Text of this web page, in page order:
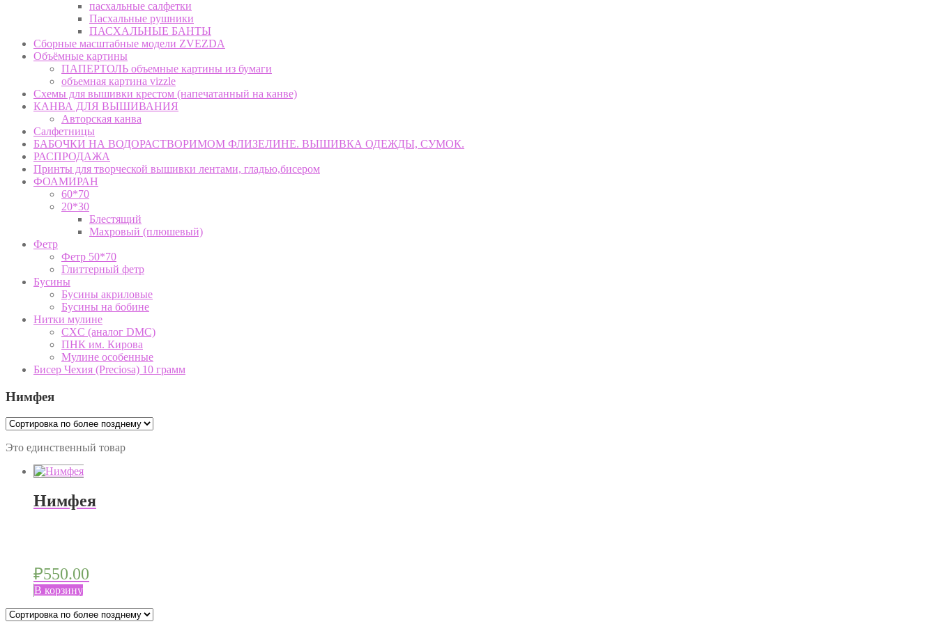
пасхальные салфетки
Пасхальные рушники
ПАСХАЛЬНЫЕ БАНТЫ
Сборные масштабные модели ZVEZDA
Объёмные картины
ПАПЕРТОЛЬ объемные картины из бумаги
объемная картина vizzle
Схемы для вышивки крестом (напечатанный на канве)
КАНВА ДЛЯ ВЫШИВАНИЯ
Авторская канва
Салфетницы
БАБОЧКИ НА ВОДОРАСТВОРИМОМ ФЛИЗЕЛИНЕ. ВЫШИВКА ОДЕЖДЫ, СУМОК.
РАСПРОДАЖА
Принты для творческой вышивки лентами, гладью,бисером
ФОАМИРАН
60*70
20*30
Блестящий
Махровый (плюшевый)
Фетр
Фетр 50*70
Глиттерный фетр
Бусины
Бусины акриловые
Бусины на бобине
Нитки мулине
CXC (аналог DMC)
ПНК им. Кирова
Мулине особенные
Бисер Чехия (Preciosa) 10 грамм
Нимфея
Это единственный товар
Нимфея
₽550.00
В корзину